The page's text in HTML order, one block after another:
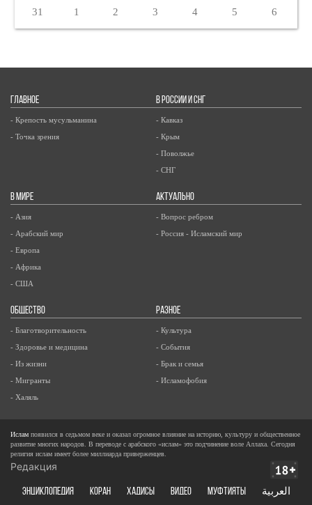
31 1 2 3 4 5 6
ГЛАВНОЕ
- Крепость мусульманина
- Точка зрения
В РОССИИ И СНГ
- Кавказ
- Крым
- Поволжье
- СНГ
В МИРЕ
- Азия
- Арабский мир
- Европа
- Африка
- США
АКТУАЛЬНО
- Вопрос ребром
- Россия - Исламский мир
ОБЩЕСТВО
- Благотворительность
- Здоровье и медицина
- Из жизни
- Мигранты
- Халяль
РАЗНОЕ
- Культура
- События
- Брак и семья
- Исламофобия
Ислам появился в седьмом веке и оказал огромное влияние на историю, культуру и общественное
развитие многих народов. В переводе с арабского «ислам» это подчинение воле Аллаха. Сегодня
религия ислам имеет более миллиарда приверженцев.
Редакция
ЭНЦИКЛОПЕДИЯ КОРАН ХАДИСЫ ВИДЕО Муфтияты العربية